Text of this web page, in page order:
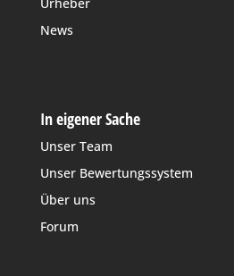
Urheber
News
In eigener Sache
Unser Team
Unser Bewertungssystem
Über uns
Forum